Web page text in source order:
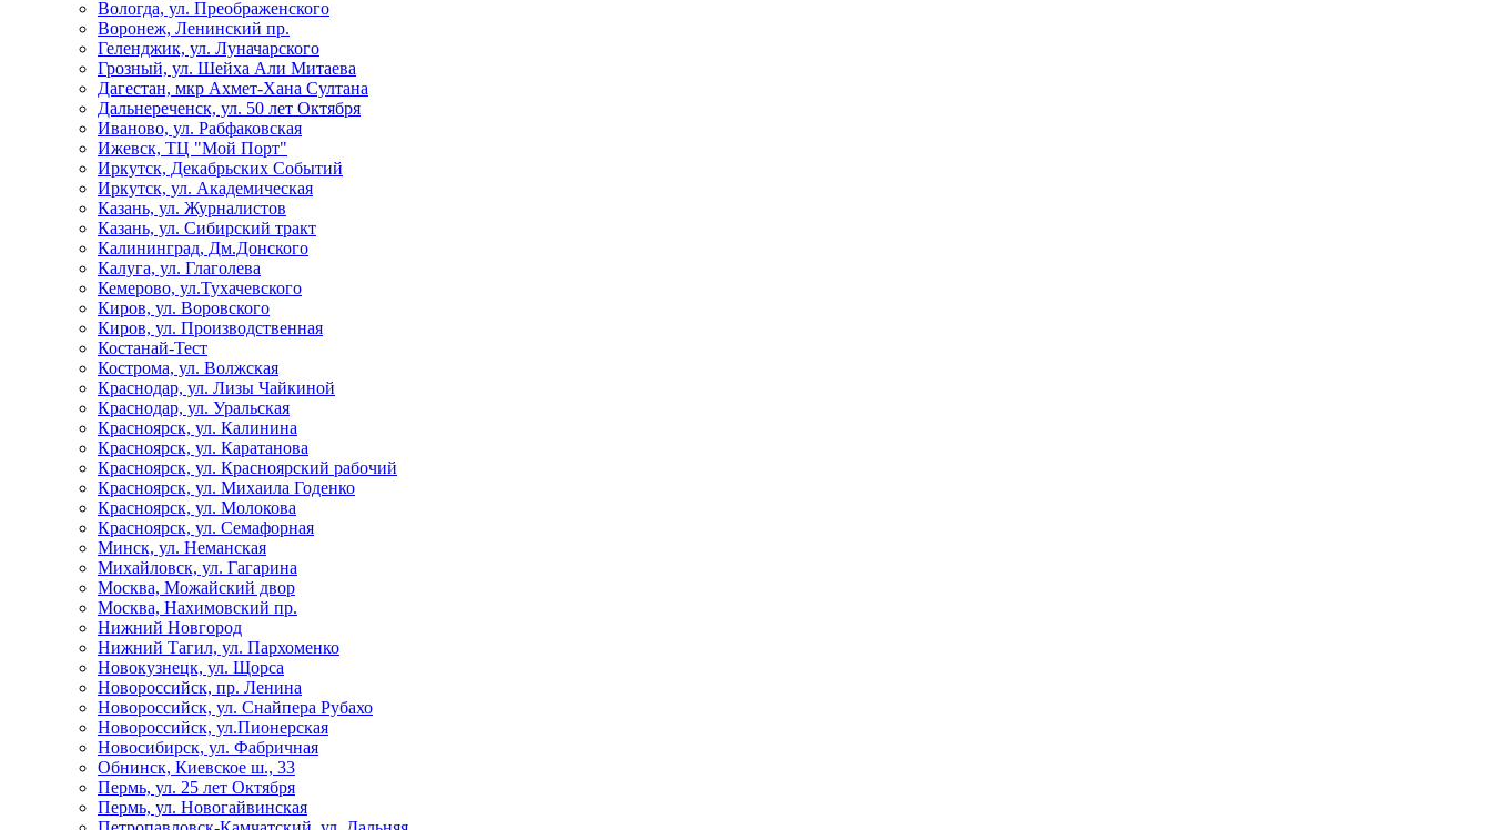
Вологда, ул. Преображенского
Воронеж, Ленинский пр.
Геленджик, ул. Луначарского
Грозный, ул. Шейха Али Митаева
Дагестан, мкр Ахмет-Хана Султана
Дальнереченск, ул. 50 лет Октября
Иваново, ул. Рабфаковская
Ижевск, ТЦ "Мой Порт"
Иркутск, Декабрьских Событий
Иркутск, ул. Академическая
Казань, ул. Журналистов
Казань, ул. Сибирский тракт
Калининград, Дм.Донского
Калуга, ул. Глаголева
Кемерово, ул.Тухачевского
Киров, ул. Воровского
Киров, ул. Производственная
Костанай-Тест
Кострома, ул. Волжская
Краснодар, ул. Лизы Чайкиной
Краснодар, ул. Уральская
Красноярск, ул. Калинина
Красноярск, ул. Каратанова
Красноярск, ул. Красноярский рабочий
Красноярск, ул. Михаила Годенко
Красноярск, ул. Молокова
Красноярск, ул. Семафорная
Минск, ул. Неманская
Михайловск, ул. Гагарина
Москва, Можайский двор
Москва, Нахимовский пр.
Нижний Новгород
Нижний Тагил, ул. Пархоменко
Новокузнецк, ул. Щорса
Новороссийск, пр. Ленина
Новороссийск, ул. Снайпера Рубахо
Новороссийск, ул.Пионерская
Новосибирск, ул. Фабричная
Обнинск, Киевское ш., 33
Пермь, ул. 25 лет Октября
Пермь, ул. Новогайвинская